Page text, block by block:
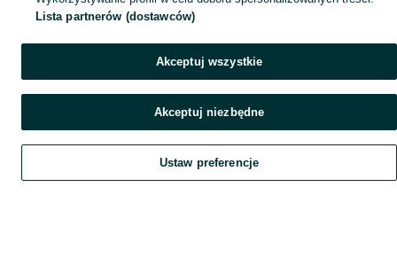
Szukaj Obserwujesz Dodaj Czat Konto
Lista partnerów (dostawców)
Akceptuj wszystkie
Akceptuj niezbędne
Ustaw preferencje